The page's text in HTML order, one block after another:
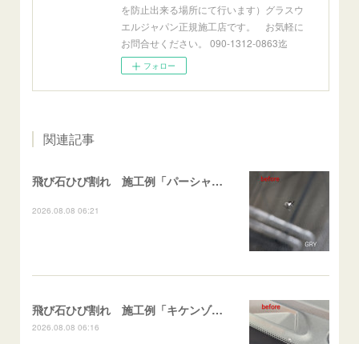
を防止出来る場所にて行います）グラスウ
エルジャパン正規施工店です。 お気軽に
お問合せください。 090-1312-0863迄
フォロー
関連記事
飛び石ひび割れ 施工例「パーシャル系・衝撃点範囲ハマカケ」エスティマ
2026.08.08 06:21
飛び石ひび割れ 施工例「キケンゾーン範囲・ストレートブレイク」フェアレディＺ
2026.08.08 06:16